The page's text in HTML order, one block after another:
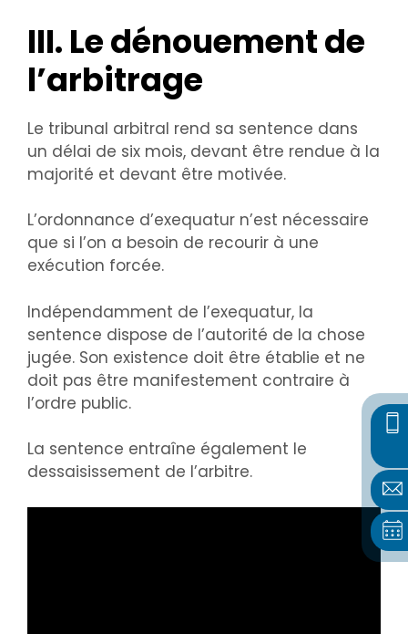
III. Le dénouement de
l’arbitrage
Le tribunal arbitral rend sa sentence dans
un délai de six mois, devant être rendue à la
majorité et devant être motivée.
L’ordonnance d’exequatur n’est nécessaire
que si l’on a besoin de recourir à une
exécution forcée.
Indépendamment de l’exequatur, la
sentence dispose de l’autorité de la chose
jugée. Son existence doit être établie et ne
doit pas être manifestement contraire à
l’ordre public.
La sentence entraîne également le
dessaisissement de l’arbitre.